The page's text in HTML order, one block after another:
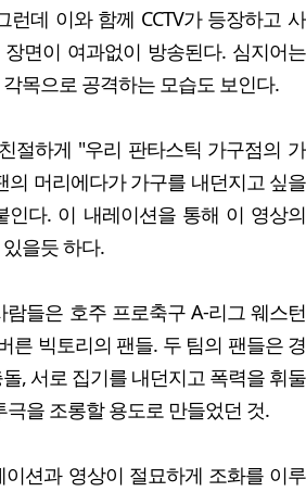
런데 이와 함께 CCTV가 등장하고 사
면이 여과없이 방송된다. 심지어는
목으로 공격하는 모습도 보인다.
절하게 "우리 판타스틱 가구점의 가
의 머리에다가 가구를 내던지고 싶을
인다. 이 내레이션을 통해 이 영상의
을듯 하다.
람들은 호주 프로축구 A-리그 웨스턴
른 빅토리의 팬들. 두 팀의 팬들은 경
, 서로 집기를 내던지고 폭력을 휘둘
극을 조롱할 용도로 만들었던 것.
션과 영상이 절묘하게 조화를 이루